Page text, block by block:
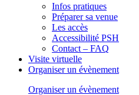
Infos pratiques
Préparer sa venue
Les accès
Accessibilité PSH
Contact – FAQ
Visite virtuelle
Organiser un évènement
Organiser un évènement